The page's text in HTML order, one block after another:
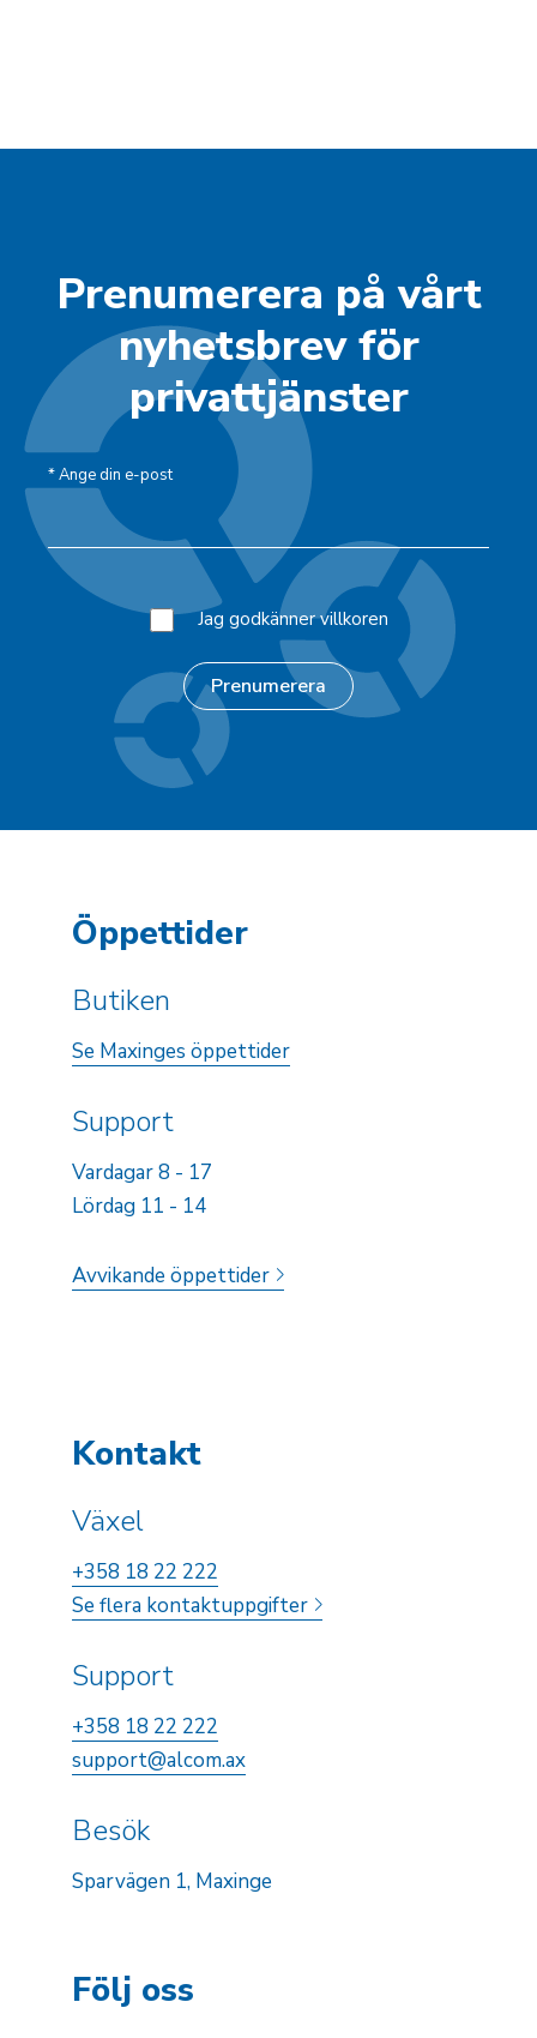
Prenumerera på vårt
nyhetsbrev för
privattjänster
*Ange din e-post
Jag godkänner villkoren
Öppettider
Butiken
Se Maxinges öppettider
Support
Vardagar 8 - 17
Lördag 11 - 14
Avvikande öppettider
Kontakt
Växel
+358 18 22 222
Se flera kontaktuppgifter
Support
+358 18 22 222
support@alcom.ax
Besök
Sparvägen 1, Maxinge
Följ oss